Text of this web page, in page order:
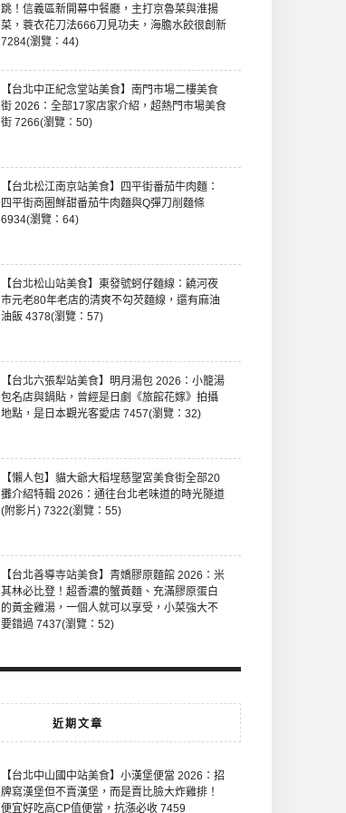
跳！信義區新開幕中餐廳，主打京魯菜與淮揚
菜，蓑衣花刀法666刀見功夫，海膽水餃很創新
7284(瀏覽：44)
【台北中正紀念堂站美食】南門市場二樓美食
街 2026：全部17家店家介紹，超熱門市場美食
街 7266(瀏覽：50)
【台北松江南京站美食】四平街番茄牛肉麵：
四平街商圈鮮甜番茄牛肉麵與Q彈刀削麵條
6934(瀏覽：64)
【台北松山站美食】東發號蚵仔麵線：饒河夜
市元老80年老店的清爽不勾芡麵線，還有麻油
油飯 4378(瀏覽：57)
【台北六張犁站美食】明月湯包 2026：小籠湯
包名店與鍋貼，曾經是日劇《旅館花嫁》拍攝
地點，是日本觀光客愛店 7457(瀏覽：32)
【懶人包】貓大爺大稻埕慈聖宮美食街全部20
攤介紹特輯 2026：通往台北老味道的時光隧道
(附影片) 7322(瀏覽：55)
【台北善導寺站美食】青嬌膠原麵館 2026：米
其林必比登！超香濃的蟹黃麵、充滿膠原蛋白
的黃金雞湯，一個人就可以享受，小菜強大不
要錯過 7437(瀏覽：52)
近期文章
【台北中山國中站美食】小漢堡便當 2026：招
牌寫漢堡但不賣漢堡，而是賣比臉大炸雞排！
便宜好吃高CP值便當，抗漲必收 7459